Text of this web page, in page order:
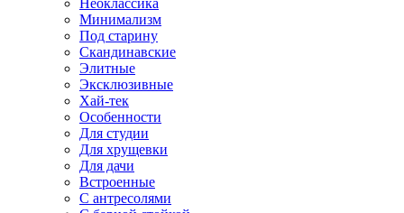
Неоклассика
Минимализм
Под старину
Скандинавские
Элитные
Эксклюзивные
Хай-тек
Особенности
Для студии
Для хрущевки
Для дачи
Встроенные
С антресолями